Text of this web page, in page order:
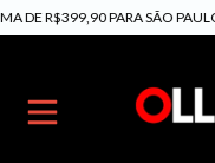
PARA SÃO PAULO E SUL